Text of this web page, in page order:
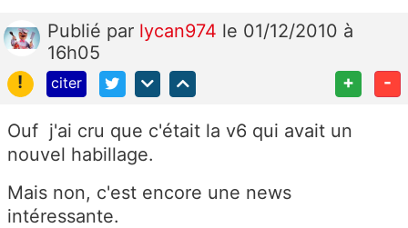
Publié par lycan974 le 01/12/2010 à
16h05
!
citer + -
Ouf j'ai cru que c'était la v6 qui avait un
nouvel habillage.
Mais non, c'est encore une news
intéressante.